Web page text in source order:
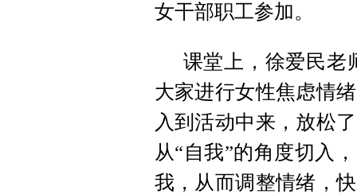
女干部职工参加。
课堂上，徐爱民老
大家进行女性焦虑情
入到活动中来，放松
从“自我”的角度切入
我，从而调整情绪，